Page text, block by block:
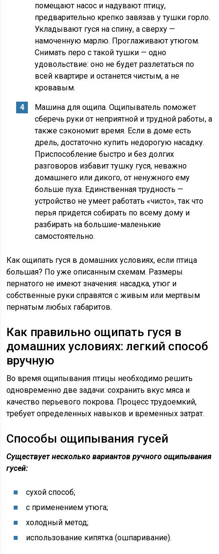
помещают насос и надувают птицу,
предварительно крепко завязав у тушки горло.
Укладывают гуся на спину, а сверху —
намоченную марлю. Проглаживают утюгом.
Снимать перо с такой тушки — одно
удовольствие: оно не будет разлетаться по
всей квартире и останется чистым, а не
кровавым.
Машина для ощипа. Ощипыватель поможет
сберечь руки от неприятной и трудной работы, а
также сэкономит время. Если в доме есть
дрель, достаточно купить недорогую насадку.
Приспособление быстро и без долгих
разговоров избавит тушку гуся, неважно
домашнего или дикого, от ненужного ему
больше пуха. Единственная трудность —
устройство не умеет работать «чисто», так что
перья придется собирать по всему дому и
разбирать на большие-маленькие
самостоятельно.
Как ощипать гуся в домашних условиях, если птица
большая? По уже описанным схемам. Размеры
пернатого не имеют значения: насадка, утюг и
собственные руки справятся с живым или мертвым
пернатым любых габаритов.
Как правильно ощипать гуся в
домашних условиях: легкий способ
вручную
Во время ощипывания птицы необходимо решить
одновременно две задачи: сохранить вкус мяса и
качество перьевого покрова. Процесс трудоемкий,
требует определенных навыков и временных затрат.
Способы ощипывания гусей
Существует несколько вариантов ручного ощипывания
гусей:
сухой способ;
с применением утюга;
холодный метод;
использование кипятка (ошпаривание).